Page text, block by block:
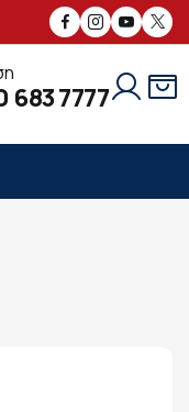
ΣΥΝΑΛΛΑΓΕΣ
683 7777